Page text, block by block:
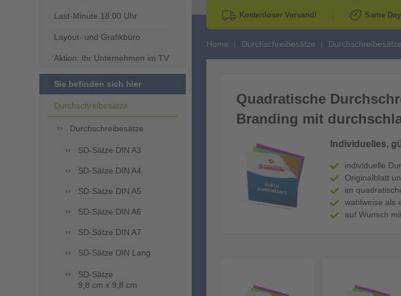
Last-Minute 18:00 Uhr
Layout- und Grafikbüro
Aktion: Ihr Unternehmen im TV
Sie befinden sich hier
Durchschreibesätze
Durchschreibesätze
SD-Sätze DIN A3
SD-Sätze DIN A4
SD-Sätze DIN A5
SD-Sätze DIN A6
SD-Sätze DIN A7
SD-Sätze DIN Lang
SD-Sätze
9,8 cm x 9,8 cm
Kostenloser Versand! Same
Home Durchschreibesätze Durchschreibesätze
Quadratische
Branding mit
Individuelles,
individuelle
Originalblatt
im
wahlweise als
auf Wunsch